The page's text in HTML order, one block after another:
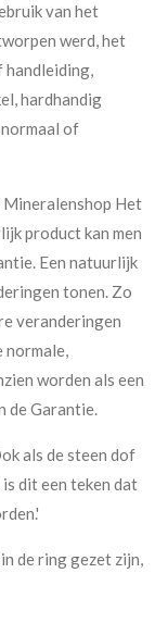
van het
werd, het
handleiding,
hardhandig
of
Het
product kan men
Een natuurlijk
tonen. Zo
veranderingen
normale,
worden als een
de Garantie.
als de steen dof
dit een teken dat
de ring gezet zijn,